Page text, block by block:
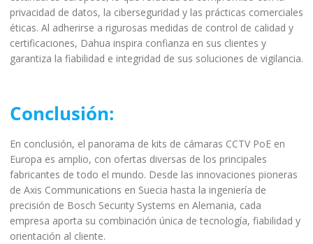
privacidad de datos, la ciberseguridad y las prácticas comerciales
éticas. Al adherirse a rigurosas medidas de control de calidad y
certificaciones, Dahua inspira confianza en sus clientes y
garantiza la fiabilidad e integridad de sus soluciones de vigilancia.
Conclusión:
En conclusión, el panorama de kits de cámaras CCTV PoE en
Europa es amplio, con ofertas diversas de los principales
fabricantes de todo el mundo. Desde las innovaciones pioneras
de Axis Communications en Suecia hasta la ingeniería de
precisión de Bosch Security Systems en Alemania, cada
empresa aporta su combinación única de tecnología, fiabilidad y
orientación al cliente.